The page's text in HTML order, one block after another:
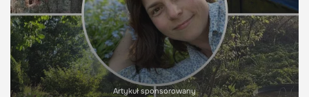
Artykuł sponsorowany